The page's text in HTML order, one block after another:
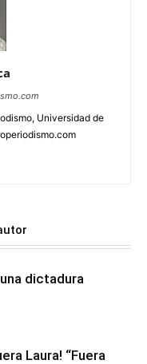
Universidad de
dictadura
Laura! “Fuera